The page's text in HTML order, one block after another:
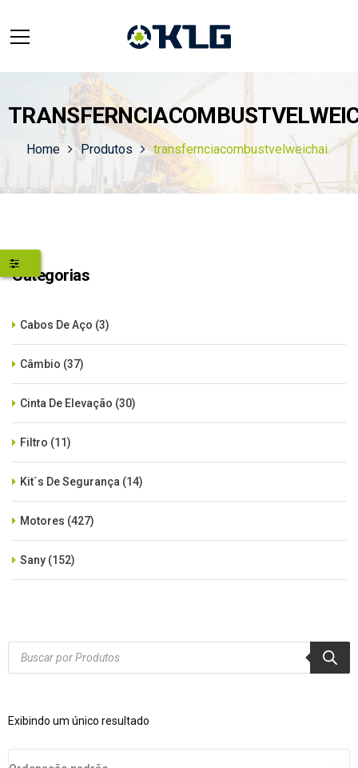
Home Produtos transfernciacombustvelweichai
Categorias
Cabos De Aço (3)
Câmbio (37)
Cinta De Elevação (30)
Filtro (11)
Kit´s De Segurança (14)
Motores (427)
Sany (152)
Zoomlion(84)
Products
search
Exibindo um único resultado